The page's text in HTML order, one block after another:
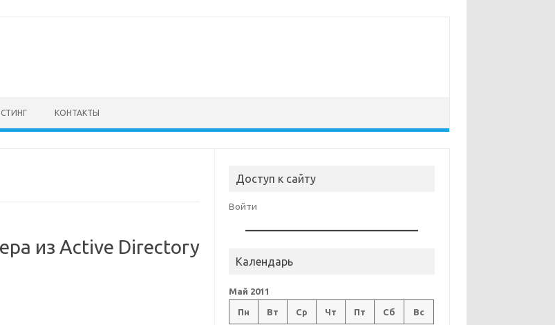
КОНТАКТЫ
из Active Directory
Доступ к сайту
Войти
Календарь
Май 2011
Пн Вт Ср Чт Пт Сб Вс